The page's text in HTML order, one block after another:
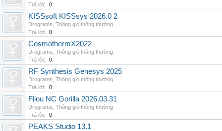
Trả lời:
0
KISSsoft KISSsys 2026.0 2
Drograms Thông gió thông thường
Trả lời:
0
CosmothermX2022
Drograms Thông gió thông thường
Trả lời:
0
RF Synthesis Genesys 2025
Drograms Thông gió thông thường
Trả lời:
0
Filou NC Gorilla 2026.03.31
Drograms Thông gió thông thường
Trả lời:
0
PEAKS Studio 13.1